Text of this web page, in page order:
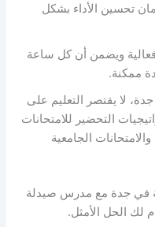
تحسين الأداء بشكل
فعالية ويضمن أن كل ساعة
ممكنة.
لا يقتصر التعليم على
التحضير للامتحانات
والامتحانات الجامعية
في جدة مع مدرس صيدلة
لك الحل الأمثل.